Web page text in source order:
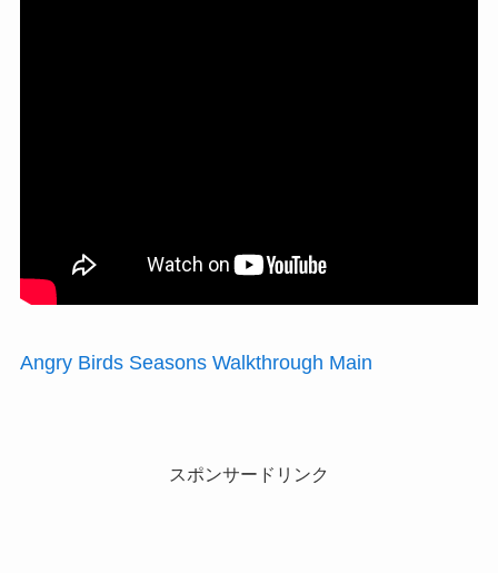
Angry Birds Seasons Walkthrough Main
スポンサードリンク